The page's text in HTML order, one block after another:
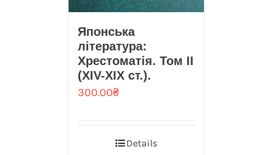
Японська
література:
Хрестоматія. Том II
(XIV-XIX ст.).
300.00₴
Details